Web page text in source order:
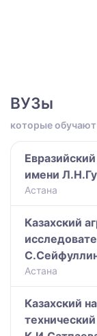
ВУЗы
которые
имени
Астана
Казахский
Астана
Казахский